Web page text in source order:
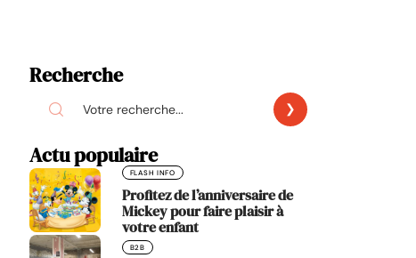
Recherche
Actu populaire
FLASH INFO
Profitez de l’anniversaire de
Mickey pour faire plaisir à
votre enfant
B2B